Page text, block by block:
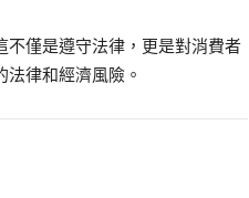
僅是遵守法律，更是對消費者
律和經濟風險。